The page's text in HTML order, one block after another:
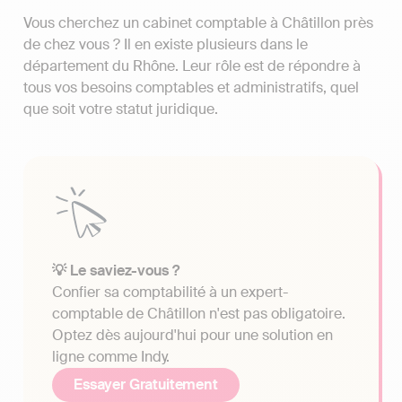
Vous cherchez un cabinet comptable à Châtillon près
de chez vous ? Il en existe plusieurs dans le
département du Rhône. Leur rôle est de répondre à
tous vos besoins comptables et administratifs, quel
que soit votre statut juridique.
💡 Le saviez-vous ?
Confier sa comptabilité à un expert-
comptable de Châtillon n'est pas obligatoire.
Optez dès aujourd'hui pour une solution en
ligne comme Indy.
Essayer Gratuitement